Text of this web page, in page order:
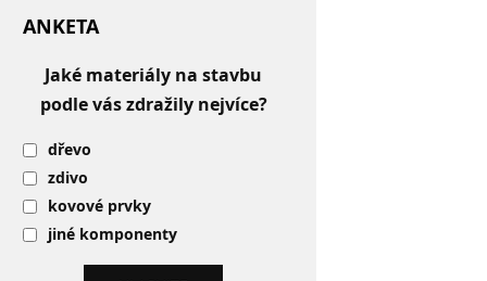
ANKETA
Jaké materiály na stavbu
podle vás zdražily nejvíce?
dřevo
zdivo
kovové prvky
jiné komponenty